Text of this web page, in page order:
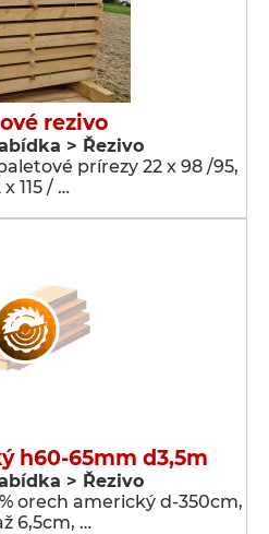
rezivo
> Řezivo
prírezy 22 x 98 /95,
x 115 / …
h60-65mm d3,5m
> Řezivo
orech americký d-350cm,
6,5cm, …